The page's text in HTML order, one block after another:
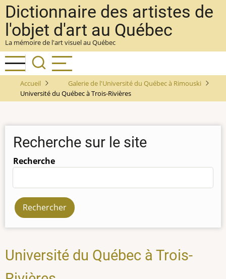
Aller
au
contenu
principal
Dictionnaire des artistes de
l'objet d'art au Québec
La mémoire de l'art visuel au Québec
Accueil
Galerie de l'Université du Québec à Rimouski
Université du Québec à Trois-Rivières
Recherche sur le site
Recherche
Université du Québec à Trois-